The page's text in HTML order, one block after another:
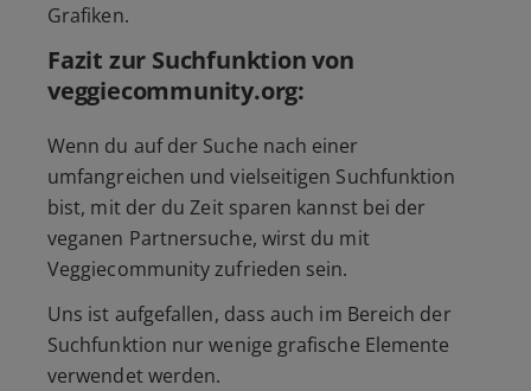
Grafiken.
Fazit zur Suchfunktion von
veggiecommunity.org:
Wenn du auf der Suche nach einer
umfangreichen und vielseitigen Suchfunktion
bist, mit der du Zeit sparen kannst bei der
veganen Partnersuche, wirst du mit
Veggiecommunity zufrieden sein.
Uns ist aufgefallen, dass auch im Bereich der
Suchfunktion nur wenige grafische Elemente
verwendet werden.